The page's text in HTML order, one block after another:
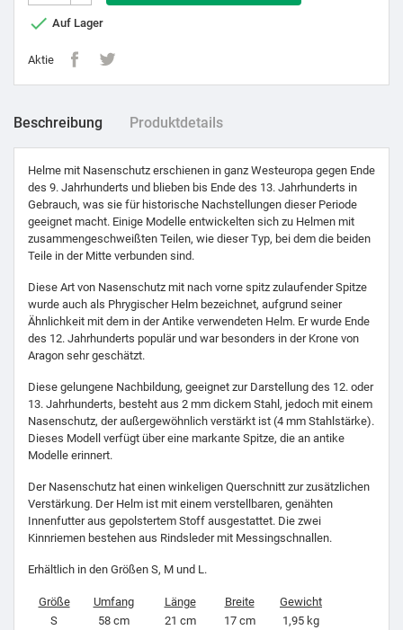
 Auf Lager
Aktie
Beschreibung Produktdetails
Helme mit Nasenschutz erschienen in ganz Westeuropa gegen Ende
des 9. Jahrhunderts und blieben bis Ende des 13. Jahrhunderts in
Gebrauch, was sie für historische Nachstellungen dieser Periode
geeignet macht. Einige Modelle entwickelten sich zu Helmen mit
zusammengeschweißten Teilen, wie dieser Typ, bei dem die beiden
Teile in der Mitte verbunden sind.
Diese Art von Nasenschutz mit nach vorne spitz zulaufender Spitze
wurde auch als Phrygischer Helm bezeichnet, aufgrund seiner
Ähnlichkeit mit dem in der Antike verwendeten Helm. Er wurde Ende
des 12. Jahrhunderts populär und war besonders in der Krone von
Aragon sehr geschätzt.
Diese gelungene Nachbildung, geeignet zur Darstellung des 12. oder
13. Jahrhunderts, besteht aus 2 mm dickem Stahl, jedoch mit einem
Nasenschutz, der außergewöhnlich verstärkt ist (4 mm Stahlstärke).
Dieses Modell verfügt über eine markante Spitze, die an antike
Modelle erinnert.
Der Nasenschutz hat einen winkeligen Querschnitt zur zusätzlichen
Verstärkung. Der Helm ist mit einem verstellbaren, genähten
Innenfutter aus gepolstertem Stoff ausgestattet. Die zwei
Kinnriemen bestehen aus Rindsleder mit Messingschnallen.
Erhältlich in den Größen S, M und L.
Größe Umfang Länge Breite
Gewicht
S
58 cm 21 cm 17 cm
1,95 kg